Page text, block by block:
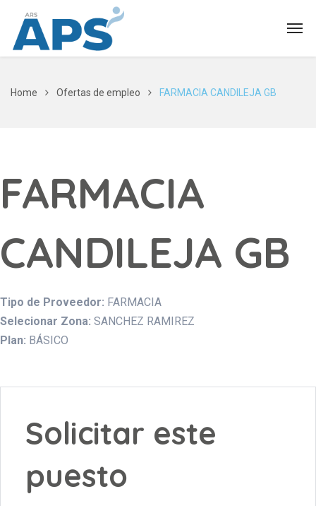
Home Ofertas de empleo FARMACIA CANDILEJA GB
FARMACIA
CANDILEJA GB
Tipo de Proveedor: FARMACIA
Selecionar Zona: SANCHEZ RAMIREZ
Plan: BÁSICO
Solicitar este
puesto